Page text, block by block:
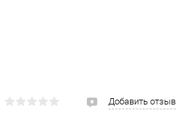
Добавить отзыв